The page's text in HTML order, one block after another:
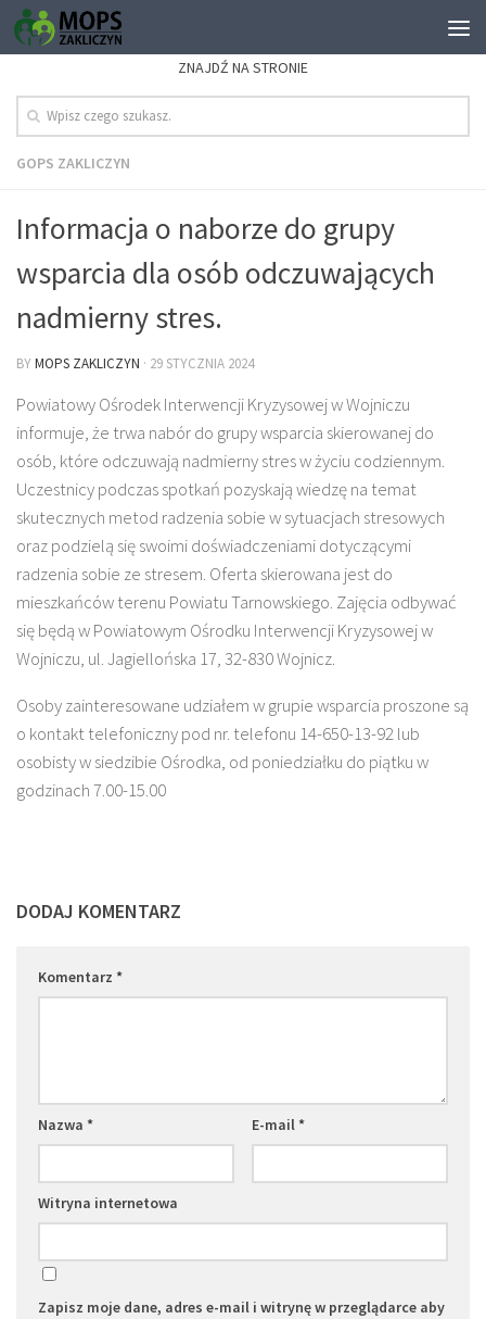
ZNAJDŹ NA STRONIE
GOPS ZAKLICZYN
Informacja o naborze do grupy
wsparcia dla osób odczuwających
nadmierny stres.
BYMOPS ZAKLICZYN · 29 STYCZNIA 2024
Powiatowy Ośrodek Interwencji Kryzysowej w Wojniczu
informuje, że trwa nabór do grupy wsparcia skierowanej do
osób, które odczuwają nadmierny stres w życiu codziennym.
Uczestnicy podczas spotkań pozyskają wiedzę na temat
skutecznych metod radzenia sobie w sytuacjach stresowych
oraz podzielą się swoimi doświadczeniami dotyczącymi
radzenia sobie ze stresem. Oferta skierowana jest do
mieszkańców terenu Powiatu Tarnowskiego. Zajęcia odbywać
się będą w Powiatowym Ośrodku Interwencji Kryzysowej w
Wojniczu, ul. Jagiellońska 17, 32-830 Wojnicz.
Osoby zainteresowane udziałem w grupie wsparcia proszone są
o kontakt telefoniczny pod nr. telefonu 14-650-13-92 lub
osobisty w siedzibie Ośrodka, od poniedziałku do piątku w
godzinach 7.00-15.00
DODAJ KOMENTARZ
Komentarz *
Nazwa * E-mail*
Witryna internetowa
Zapisz moje dane, adres e-mail i witrynę w przeglądarce aby